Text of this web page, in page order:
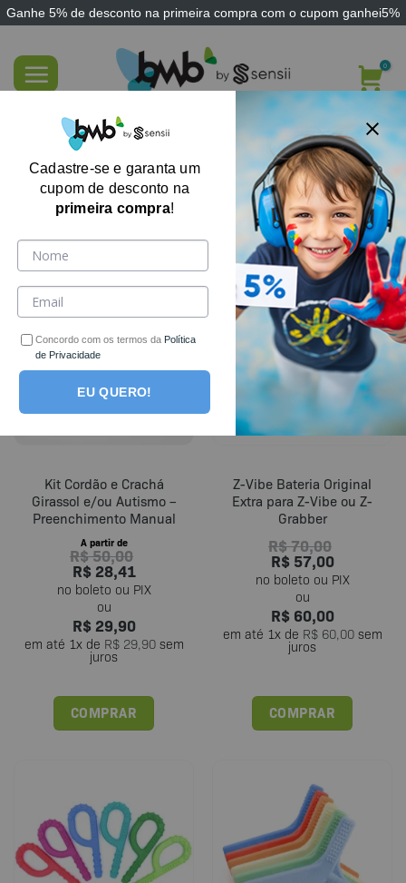
Ganhe 5% de desconto na primeira compra com o cupom ganhei5%
content
FILTRE AQUI
-40%
Kit Cordão e Crachá
Girassol e/ou Autismo –
Preenchimento Manual
A partir de
R$50,00
R$28,41
R$29,90
em até 1x de R$29,90sem
juros
COMPRAR
Este
variantes.
As
opções
podem
-14%
Z-Vibe Bateria Original
Extra para Z-Vibe ou Z-
Grabber
R$70,00
R$57,00
R$60,00
em até 1x de R$60,00sem
juros
COMPRAR
Cadastre-se e garanta um
cupom de desconto na
primeira compra!
Concordo com os termos da Política
de Privacidade
EU QUERO!